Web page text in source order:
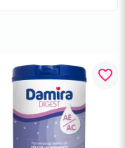
favorite_border